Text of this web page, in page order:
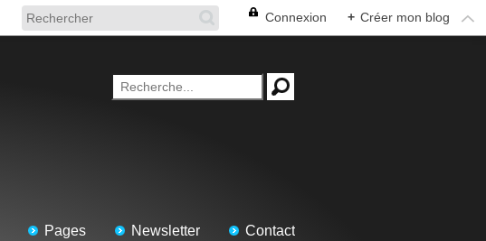
Connexion + Créer mon blog
Pages Newsletter Contact